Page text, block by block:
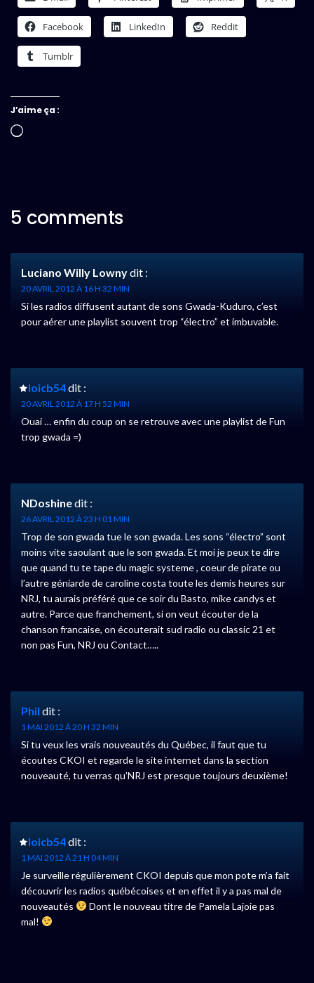
Facebook LinkedIn Reddit
Tumblr
J’aime ça :
Chargement…
5 comments
Luciano Willy Lownydit :
20 AVRIL 2012 À 16 H 32 MIN
Si les radios diffusent autant de sons Gwada-Kuduro, c’est
pour aérer une playlist souvent trop “électro” et imbuvable.
loicb54dit :
20 AVRIL 2012 À 17 H 52 MIN
Ouai … enfin du coup on se retrouve avec une playlist de Fun
trop gwada =)
NDoshinedit :
26 AVRIL 2012 À 23 H 01 MIN
Trop de son gwada tue le son gwada. Les sons “électro” sont
moins vite saoulant que le son gwada. Et moi je peux te dire
que quand tu te tape du magic systeme , coeur de pirate ou
l’autre géniarde de caroline costa toute les demis heures sur
NRJ, tu aurais préféré que ce soir du Basto, mike candys et
autre. Parce que franchement, si on veut écouter de la
chanson francaise, on écouterait sud radio ou classic 21 et
non pas Fun, NRJ ou Contact…..
Phil dit :
1 MAI 2012 À 20 H 32 MIN
Si tu veux les vrais nouveautés du Québec, il faut que tu
écoutes CKOI et regarde le site internet dans la section
nouveauté, tu verras qu’NRJ est presque toujours deuxième!
loicb54dit :
1 MAI 2012 À 21 H 04 MIN
Je surveille régulièrement CKOI depuis que mon pote m’a fait
découvrir les radios québécoises et en effet il y a pas mal de
nouveautés
Dont le nouveau titre de Pamela Lajoie pas
mal!